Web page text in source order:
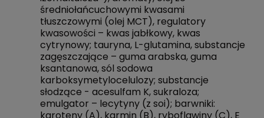
średniołańcuchowymi kwasami
tłuszczowymi (olej MCT), regulatory
kwasowości – kwas jabłkowy, kwas
cytrynowy; tauryna, L-glutamina, substancje
zagęszczające – guma arabska, guma
ksantanowa, sól sodowa
karboksymetylocelulozy; substancje
słodzące - acesulfam K, sukraloza;
emulgator – lecytyny (z soi); barwniki: